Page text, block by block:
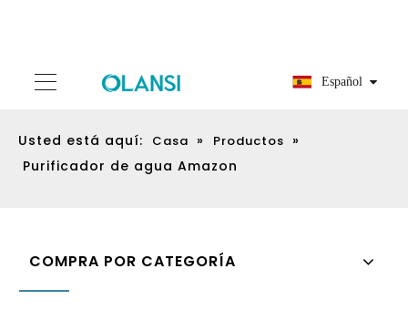
Español
Usted está aquí: Casa » Productos »
Purificador de agua Amazon
COMPRA POR CATEGORÍA